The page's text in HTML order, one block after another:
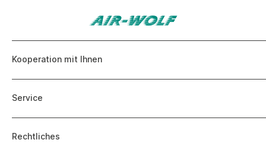
Kooperation mit Ihnen
Service
Rechtliches